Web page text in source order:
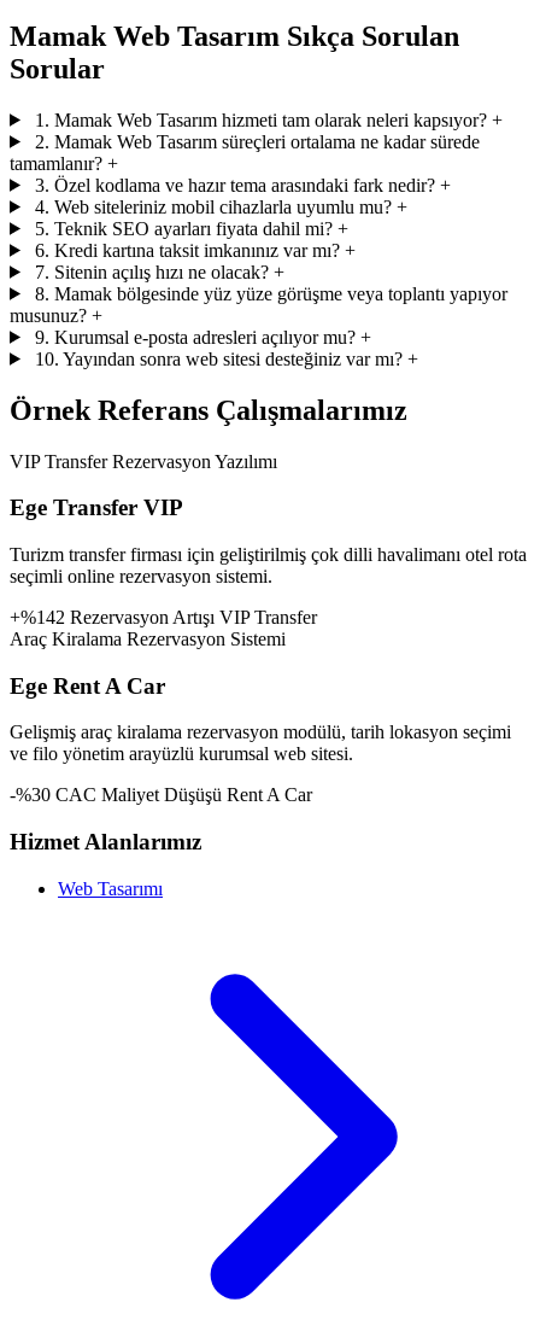
Mamak Web Tasarım Sıkça Sorulan
Sorular
1. Mamak Web Tasarım hizmeti tam olarak neleri kapsıyor? +
2. Mamak Web Tasarım süreçleri ortalama ne kadar sürede
tamamlanır? +
3. Özel kodlama ve hazır tema arasındaki fark nedir? +
4. Web siteleriniz mobil cihazlarla uyumlu mu? +
5. Teknik SEO ayarları fiyata dahil mi? +
6. Kredi kartına taksit imkanınız var mı? +
7. Sitenin açılış hızı ne olacak? +
8. Mamak bölgesinde yüz yüze görüşme veya toplantı yapıyor
musunuz? +
9. Kurumsal e-posta adresleri açılıyor mu? +
10. Yayından sonra web sitesi desteğiniz var mı? +
Örnek Referans Çalışmalarımız
VIP Transfer Rezervasyon Yazılımı
Ege Transfer VIP
Turizm transfer firması için geliştirilmiş çok dilli havalimanı otel rota
seçimli online rezervasyon sistemi.
+%142 Rezervasyon Artışı VIP Transfer
Araç Kiralama Rezervasyon Sistemi
Ege Rent A Car
Gelişmiş araç kiralama rezervasyon modülü, tarih lokasyon seçimi
ve filo yönetim arayüzlü kurumsal web sitesi.
-%30 CAC Maliyet Düşüşü Rent A Car
Hizmet Alanlarımız
Web Tasarımı